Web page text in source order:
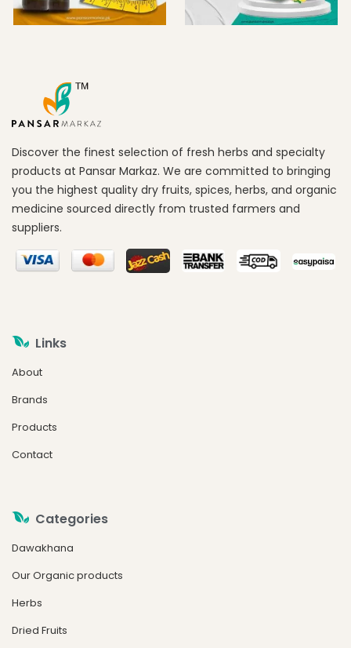
Discover the finest selection of fresh herbs and specialty
products at Pansar Markaz. We are committed to bringing
you the highest quality dry fruits, spices, herbs, and organic
medicine sourced directly from trusted farmers and
suppliers.
Links
About
Brands
Products
Contact
Categories
Dawakhana
Our Organic products
Herbs
Dried Fruits